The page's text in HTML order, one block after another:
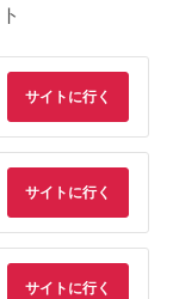
サイトに行く
サイトに行く
サイトに行く